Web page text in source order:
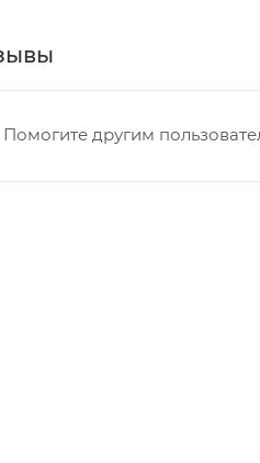
-
– Ульяновская
Помогите другим